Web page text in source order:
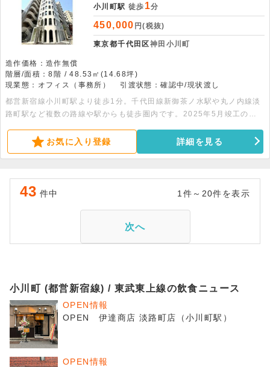
小川町駅 徒歩 1分
450,000 円(税抜)
東京都千代田区神田小川町
造作価格：造作無償
階層/面積：8階 / 48.53㎡(14.68坪)
現業態：オフィス（事務所）
引渡状態：確認中/現状渡し
都営新宿線小川町駅より徒歩1分。千代田線新御茶ノ水駅や丸ノ内線淡
路町駅など複数の路線や駅からも徒歩圏内です。2025年5月竣工のデ
下さい。
お気に入り登録 詳細を見る
43 件中 1件～20件を表示
次へ
小川町 (都営新宿線) / 東武東上線の飲食ニュース
OPEN情報
OPEN 伊達商店 淡路町店（小川町駅）
OPEN情報